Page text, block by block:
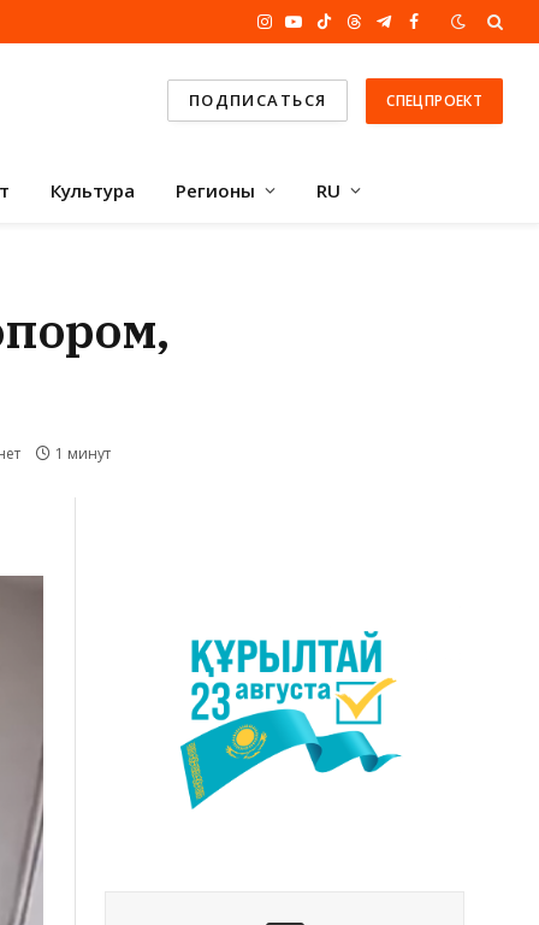
Instagram
YouTube
TikTokThreadsTelegram
Facebook
ПОДПИСАТЬСЯ СПЕЦПРОЕКТ
Культура Регионы RU
1 минут